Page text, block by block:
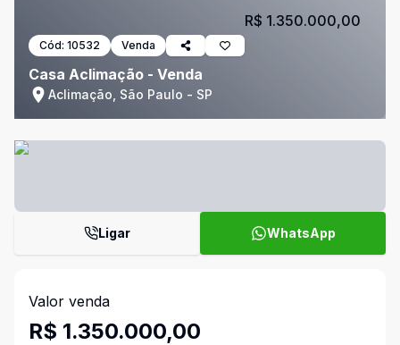
Cód: 10532 Venda
Casa Aclimação - Venda
Aclimação, São Paulo - SP
R$ 1.350.000,00
Ligar WhatsApp
Valor venda
R$ 1.350.000,00